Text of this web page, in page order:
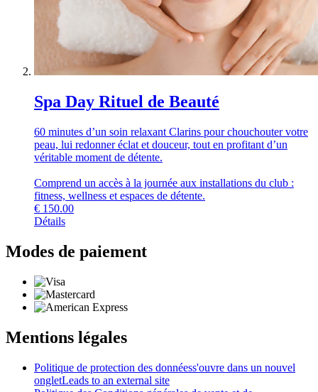
Spa Day Rituel de Beauté
60 minutes d’un soin relaxant Clarins pour chouchouter votre
peau, lui redonner éclat et douceur, tout en profitant d’un
véritable moment de détente.
Comprend un accès à la journée aux installations du club :
fitness, wellness et espaces de détente.
€ 150.00
Détails
Modes de paiement
Mentions légales
Politique de protection des donnéess'ouvre dans un nouvel
ongletLeads to an external site